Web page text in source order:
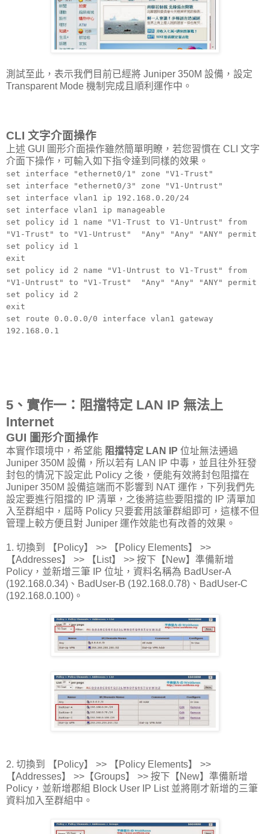
測試至此，表示我們目前已經將 Juniper 350M 設備，設定
Transparent Mode 機制完成且順利運作中。
CLI 文字介面操作
上述 GUI 圖形介面操作雖然簡單明瞭，若您習慣在 CLI 文字
介面下操作，可輸入如下指令達到同樣的效果。
set interface "ethernet0/1" zone "V1-Trust"
set interface "ethernet0/3" zone "V1-Untrust"
set interface vlan1 ip 192.168.0.20/24
set interface vlan1 ip manageable
set policy id 1 name "V1-Trust to V1-Untrust" from
"V1-Trust" to "V1-Untrust" "Any" "Any" "ANY" permit
set policy id 1
exit
set policy id 2 name "V1-Untrust to V1-Trust" from
"V1-Untrust" to "V1-Trust" "Any" "Any" "ANY" permit
set policy id 2
exit
set route 0.0.0.0/0 interface vlan1 gateway
192.168.0.1
5、實作一：阻擋特定 LAN IP 無法上
Internet
GUI 圖形介面操作
本實作環境中，希望能 阻擋特定 LAN IP 位址無法通過
Juniper 350M 設備，所以若有 LAN IP 中毒，並且往外狂發
封包的情況下設定此 Policy 之後，便能有效將封包阻擋在
Juniper 350M 設備這端而不影響到 NAT 運作，下列我們先
設定要進行阻擋的 IP 清單，之後將這些要阻擋的 IP 清單加
入至群組中，屆時 Policy 只要套用該筆群組即可，這樣不但
管理上較方便且對 Juniper 運作效能也有改善的效果。
1. 切換到 【Policy】 >> 【Policy Elements】 >>
【Addresses】 >> 【List】 >> 按下【New】準備新增
Policy，並新增三筆 IP 位址，資料名稱為 BadUser-A
(192.168.0.34)、BadUser-B (192.168.0.78)、BadUser-C
(192.168.0.100)。
2. 切換到 【Policy】 >> 【Policy Elements】 >>
【Addresses】 >>【Groups】 >> 按下【New】準備新增
Policy，並新增郡組 Block User IP List 並將剛才新增的三筆
資料加入至群組中。